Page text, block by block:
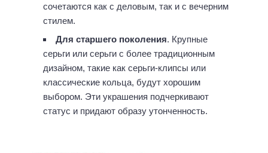
сочетаются как с деловым, так и с вечерним
стилем.
Для старшего поколения. Крупные
серьги или серьги с более традиционным
дизайном, такие как серьги-клипсы или
классические кольца, будут хорошим
выбором. Эти украшения подчеркивают
статус и придают образу утонченность.